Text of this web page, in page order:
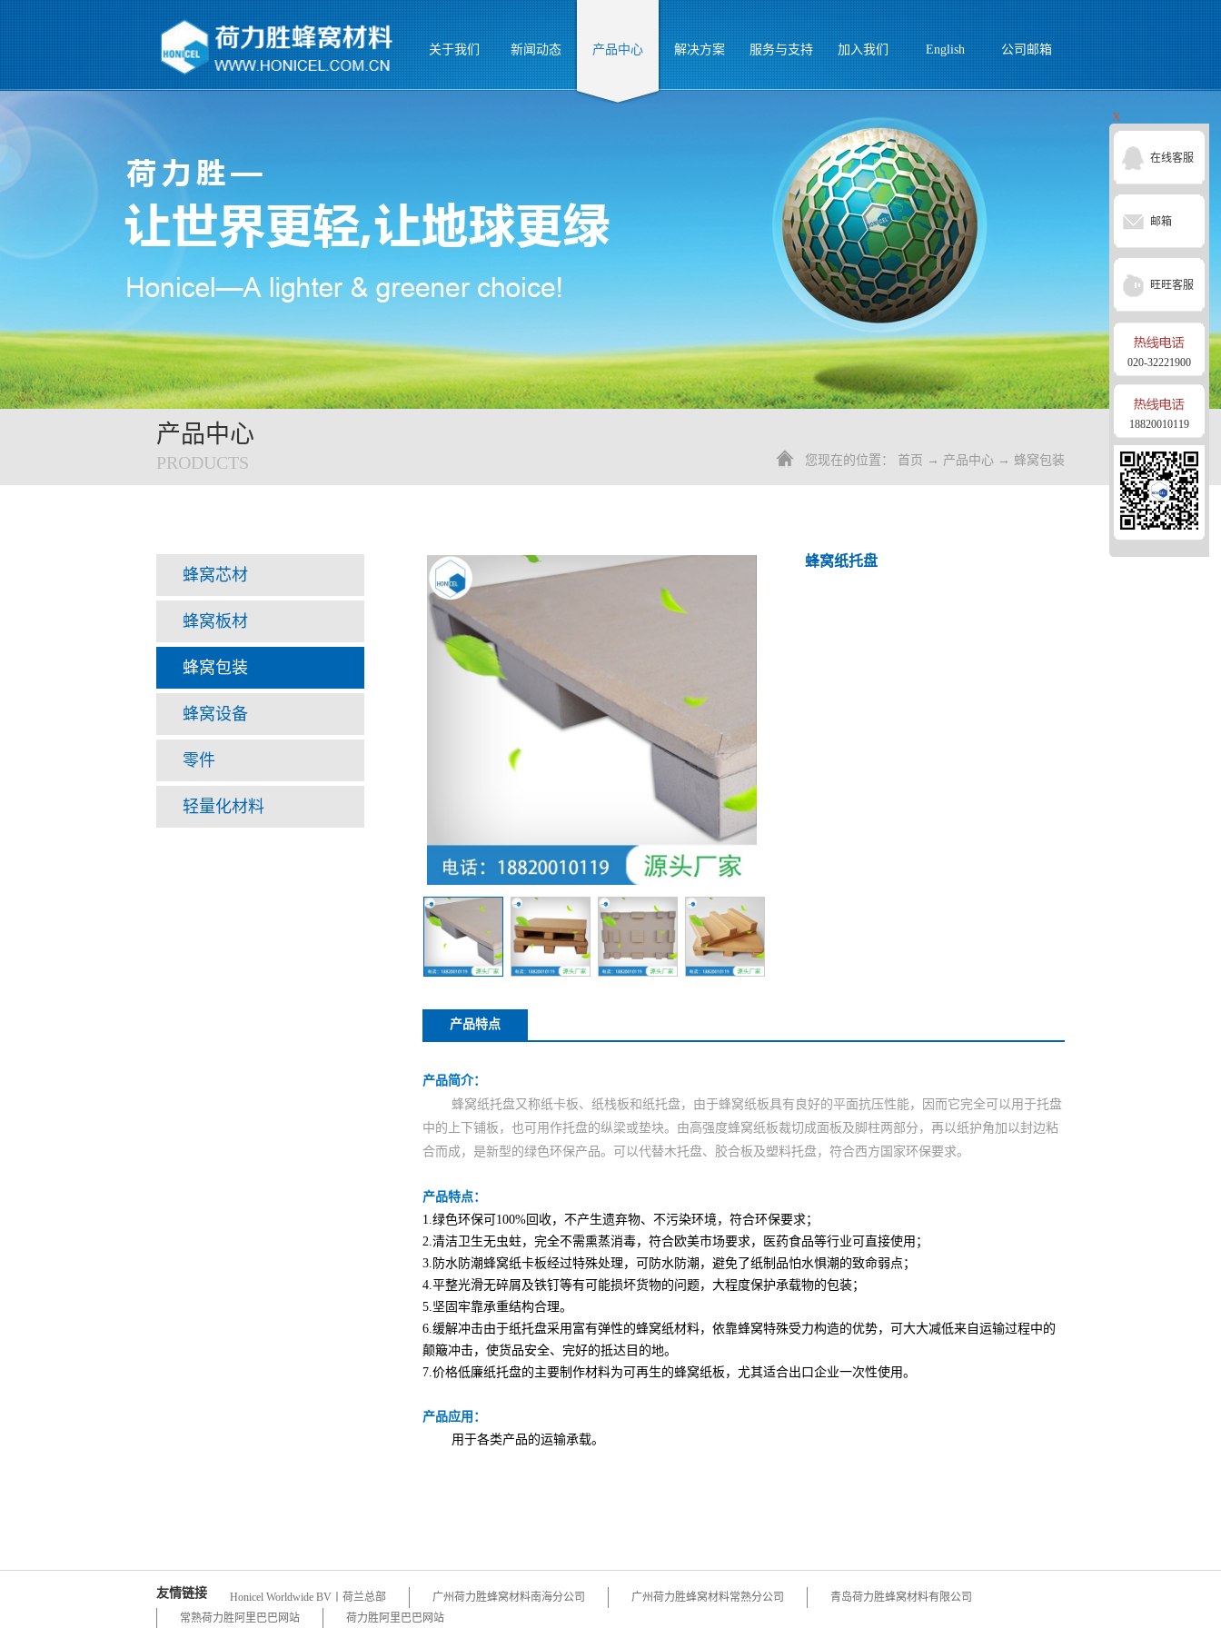
关于我们 新闻动态 产品中心 解决方案 服务与支持 加入我们 English 公司邮箱
产品中心
PRODUCTS
蜂窝芯材
蜂窝板材
蜂窝包装
蜂窝设备
零件
轻量化材料
您现在的位置： 首页 → 产品中心 → 蜂窝包装
蜂窝纸托盘
产品特点
产品简介：
蜂窝纸托盘又称纸卡板、纸栈板和纸托盘， 由于蜂窝纸板具有良好的平面抗压性能，因而它完全可以用于托盘
中的上下铺板，也可用作托盘的纵梁或垫块。由高强度蜂窝纸板裁切成面板及脚柱两部分，再以纸护角加以封边粘
合而成，是新型的绿色环保产品。可以代替木托盘、胶合板及塑料托盘，符合西方国家环保要求。
产品特点：
1.绿色环保可100%回收，不产生遗弃物、不污染环境，符合环保要求；
2.清洁卫生无虫蛀，完全不需熏蒸消毒，符合欧美市场要求，医药食品等行业可直接使用；
3.防水防潮蜂窝纸卡板经过特殊处理，可防水防潮，避免了纸制品怕水惧潮的致命弱点；
4.平整光滑无碎屑及铁钉等有可能损坏货物的问题，大程度保护承载物的包装；
5.坚固牢靠承重结构合理。
6.缓解冲击由于纸托盘采用富有弹性的蜂窝纸材料，依靠蜂窝特殊受力构造的优势，可大大减低来自运输过程中的
颠簸冲击，使货品安全、完好的抵达目的地。
7.价格低廉纸托盘的主要制作材料为可再生的蜂窝纸板，尤其适合出口企业一次性使用。
产品应用：
用于各类产品的运输承载。
友情链接 Honicel Worldwide BV丨荷兰总部 广州荷力胜蜂窝材料南海分公司 广州荷力胜蜂窝材料常熟分公司
青岛荷力胜蜂窝材料有限公司
常熟荷力胜阿里巴巴网站
荷力胜阿里巴巴网站
X
在线客服
邮箱
旺旺客服
020-32221900
18820010119